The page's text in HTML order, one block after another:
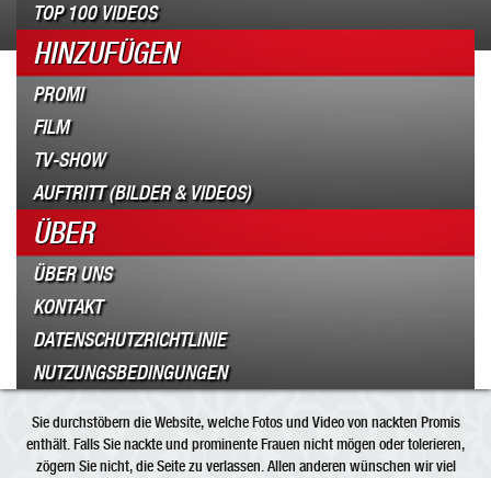
TOP 100 VIDEOS
HINZUFÜGEN
PROMI
FILM
TV-SHOW
AUFTRITT (BILDER & VIDEOS)
ÜBER
ÜBER UNS
KONTAKT
DATENSCHUTZRICHTLINIE
NUTZUNGSBEDINGUNGEN
Sie durchstöbern die Website, welche Fotos und Video von nackten Promis
enthält. Falls Sie nackte und prominente Frauen nicht mögen oder tolerieren,
zögern Sie nicht, die Seite zu verlassen. Allen anderen wünschen wir viel